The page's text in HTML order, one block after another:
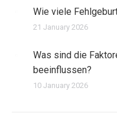
Wie viele
21 January 2026
Was sind die
beeinflussen?
10 January 2026